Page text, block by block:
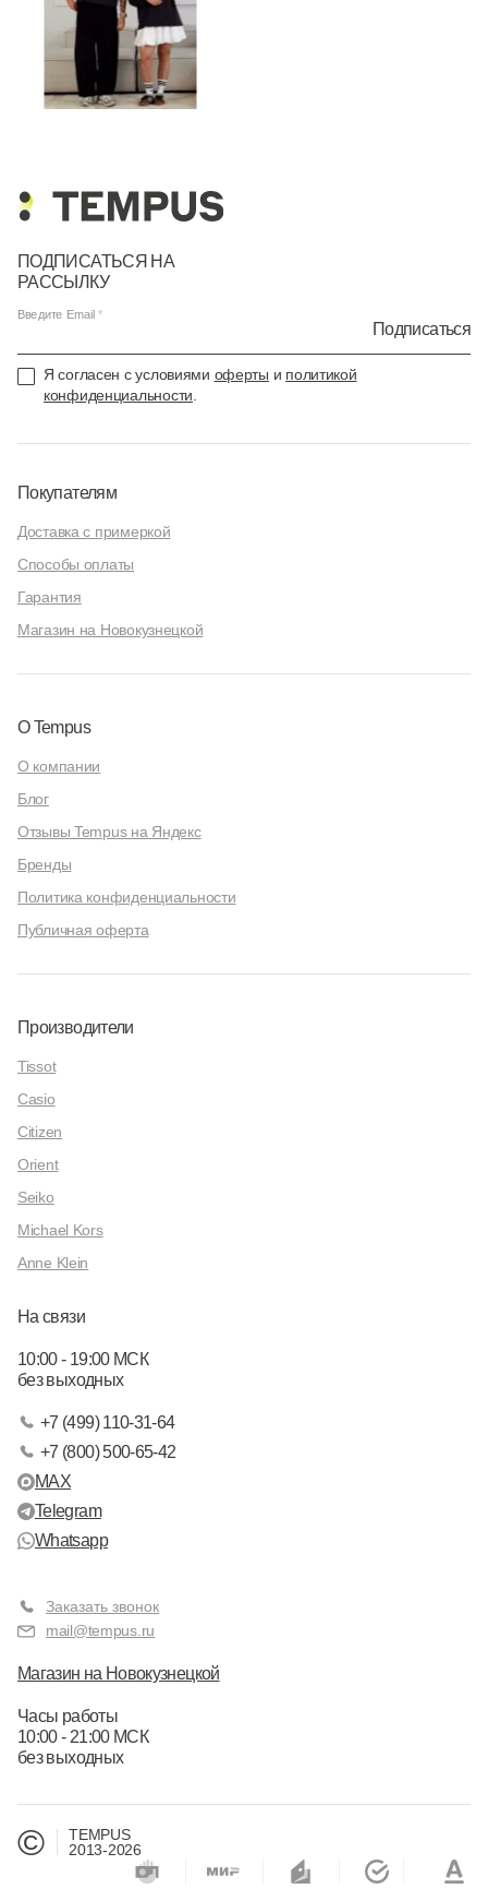
ПОДПИСАТЬСЯ НА
РАССЫЛКУ
Введите Email
Подписаться
Я согласен с условиями оферты и политикой
конфиденциальности
Покупателям
Доставка с примеркой
Способы оплаты
Гарантия
Магазин на Новокузнецкой
О Tempus
О компании
Блог
Отзывы Tempus на Яндекс
Бренды
Политика конфиденциальности
Публичная оферта
Производители
Tissot
Casio
Citizen
Orient
Seiko
Michael Kors
Anne Klein
На связи
10:00 - 19:00 МСК
без выходных
+7 (499) 110-31-64
+7 (800) 500-65-42
MAX
Telegram
Whatsapp
Заказать звонок
mail@tempus.ru
Магазин на Новокузнецкой
Часы работы
10:00 - 21:00 МСК
без выходных
©
TEMPUS
2013-2026